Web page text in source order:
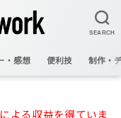
SEARCH
・感想 便利技 制作・
よる収益を得ていま